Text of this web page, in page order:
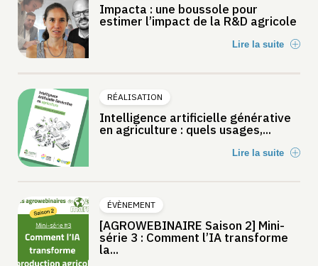
Impacta : une boussole pour
estimer l’impact de la R&D agricole
Lire la suite
RÉALISATION
Intelligence artificielle générative
en agriculture : quels usages,...
Lire la suite
ÉVÈNEMENT
[AGROWEBINAIRE Saison 2] Mini-
série 3 : Comment l’IA transforme
la...